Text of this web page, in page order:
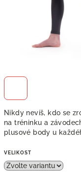
Nikdy nevíš, kdo se
na tréninku a
plusové body u
VELIKOST